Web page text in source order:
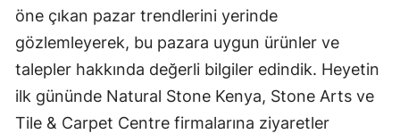
öne çıkan pazar trendlerini yerinde
gözlemleyerek, bu pazara uygun ürünler ve
talepler hakkında değerli bilgiler edindik. Heyetin
ilk gününde Natural Stone Kenya, Stone Arts ve
Tile & Carpet Centre firmalarına ziyaretler